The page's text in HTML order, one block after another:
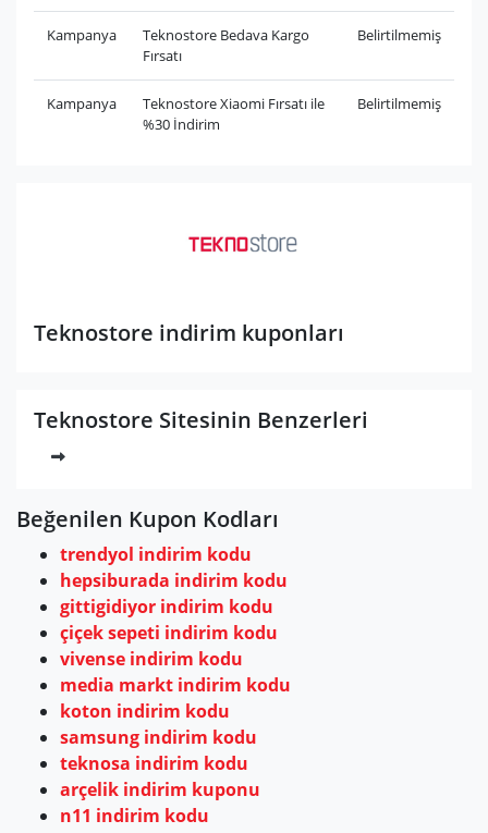
Kampanya
Teknostore Bedava Kargo
Fırsatı
Belirtilmemiş
Kampanya
Teknostore Xiaomi Fırsatı ile
%30 İndirim
Belirtilmemiş
Teknostore indirim kuponları
Teknostore Sitesinin Benzerleri
Beğenilen Kupon Kodları
trendyol indirim kodu
hepsiburada indirim kodu
gittigidiyor indirim kodu
çiçek sepeti indirim kodu
vivense indirim kodu
media markt indirim kodu
koton indirim kodu
samsung indirim kodu
teknosa indirim kodu
arçelik indirim kuponu
n11 indirim kodu